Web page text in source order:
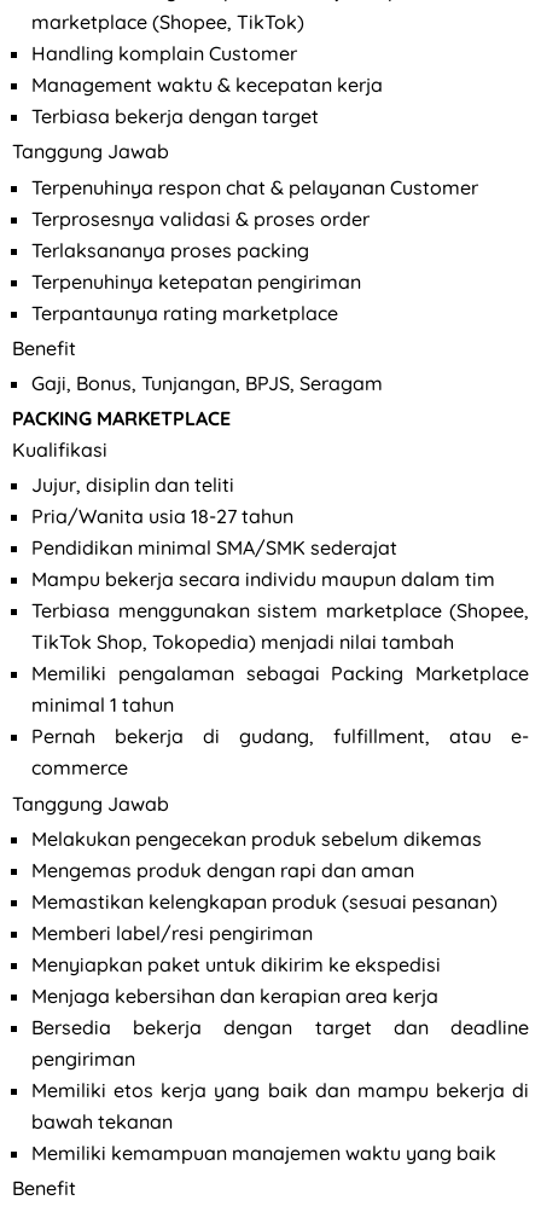
marketplace (Shopee, TikTok)
Handling komplain Customer
Management waktu & kecepatan kerja
Terbiasa bekerja dengan target
Tanggung Jawab
Terpenuhinya respon chat & pelayanan Customer
Terprosesnya validasi & proses order
Terlaksananya proses packing
Terpenuhinya ketepatan pengiriman
Terpantaunya rating marketplace
Benefit
Gaji, Bonus, Tunjangan, BPJS, Seragam
PACKING MARKETPLACE
Kualifikasi
Jujur, disiplin dan teliti
Pria/Wanita usia 18-27 tahun
Pendidikan minimal SMA/SMK sederajat
Mampu bekerja secara individu maupun dalam tim
Terbiasa menggunakan sistem marketplace (Shopee,
TikTok Shop, Tokopedia) menjadi nilai tambah
Memiliki pengalaman sebagai Packing Marketplace
minimal 1 tahun
Pernah bekerja di gudang, fulfillment, atau e-
commerce
Tanggung Jawab
Melakukan pengecekan produk sebelum dikemas
Mengemas produk dengan rapi dan aman
Memastikan kelengkapan produk (sesuai pesanan)
Memberi label/resi pengiriman
Menyiapkan paket untuk dikirim ke ekspedisi
Menjaga kebersihan dan kerapian area kerja
Bersedia bekerja dengan target dan deadline
pengiriman
Memiliki etos kerja yang baik dan mampu bekerja di
bawah tekanan
Memiliki kemampuan manajemen waktu yang baik
Benefit